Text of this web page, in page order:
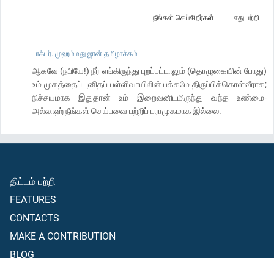
எது பற்றி
நீங்கள் செய்கிறீர்கள்
டாக்டர். முஹம்மது ஜான் தமிழாக்கம்
ஆகவே (நபியே!) நீர் எங்கிருந்து புறப்பட்டாலும் (தொழுகையின் போது)
உம் முகத்தைப் புனிதப் பள்ளிவாயிலின் பக்கமே திருப்பிக்கொள்வீராக;
நிச்சயமாக இதுதான் உம் இறைவனிடமிருந்து வந்த உண்மை-
அல்லாஹ் நீங்கள் செய்பவை பற்றிப் பராமுகமாக இல்லை.
திட்டம் பற்றி
FEATURES
CONTACTS
MAKE A CONTRIBUTION
BLOG